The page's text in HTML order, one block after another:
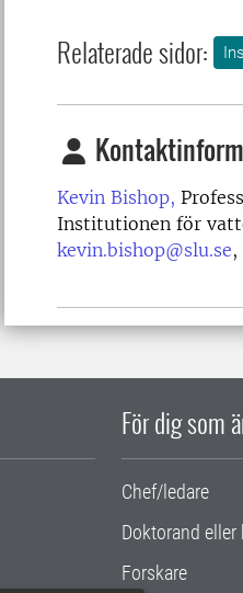
Relaterade sidor:
Kevin Bishop,
Institutionen för
kevin.bishop@slu.se,
För dig som
Chef/ledare
Doktorand eller
Forskare